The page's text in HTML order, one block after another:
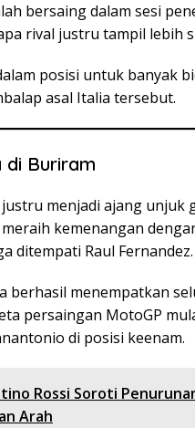
bersaing dalam sesi
rival justru tampil lebih
posisi untuk banyak
asal Italia tersebut.
di Buriram
menjadi ajang unjuk
kemenangan
ditempati Raul Fernandez.
berhasil menempatkan
persaingan MotoGP
di posisi keenam.
Rossi Soroti
Arah